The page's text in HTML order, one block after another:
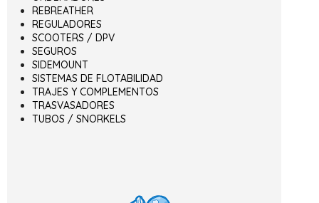
REBREATHER
REGULADORES
SCOOTERS / DPV
SEGUROS
SIDEMOUNT
SISTEMAS DE FLOTABILIDAD
TRAJES Y COMPLEMENTOS
TRASVASADORES
TUBOS / SNORKELS